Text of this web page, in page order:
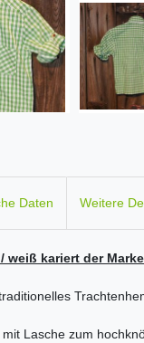
Daten Weitere
weiß kariert der
Lasche zum